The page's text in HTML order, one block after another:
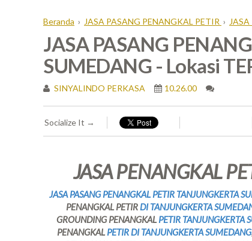
Beranda › JASA PASANG PENANGKAL PETIR ›
JASA PASANG
SUMEDANG - Lokasi
SINYALINDO PERKASA 10.26.00
Socialize It →
JASA PENANGKAL
JASA PASANG PENANGKAL PETIR TANJUNGKERTA
PENANGKAL PETIRDI TANJUNGKERTA
GROUNDING PENANGKAL PETIR TANJUNGKERTA
PENANGKAL PETIR DI TANJUNGKERTA SUMEDANG